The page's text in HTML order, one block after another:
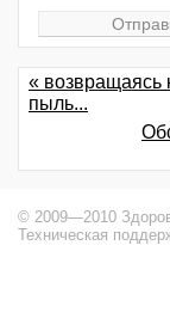
«
пыль...
© 2009—2010
Техническая